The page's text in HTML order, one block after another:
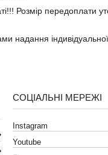
Розмір передоплати
надання
СОЦІАЛЬНІ МЕРЕЖІ
Instagram
Youtube